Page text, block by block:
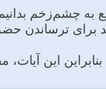
به چشم‌زخم
براى ترساندن
این آیات،